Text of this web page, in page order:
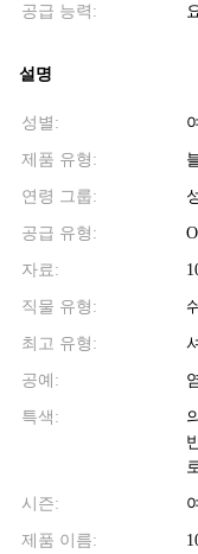
공급 능력:
설명
성별:
제품 유형:
연령 그룹:
공급 유형:
자료:
직물 유형:
최고 유형:
공예:
특색:
시즌:
제품 이름: